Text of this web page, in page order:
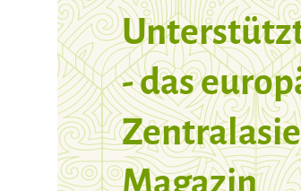
- das
Magazin